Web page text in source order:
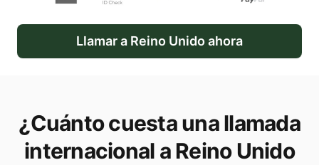
Llamar a Reino Unidoahora
¿Cuánto cuesta una llamada
internacional aReino Unido